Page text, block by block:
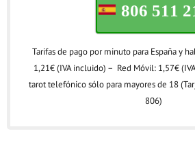
806 511
Tarifas de pago por minuto para España y
1,21€ (IVA incluido) – Red Móvil: 1,57€
tarot telefónico sólo para mayores de 18
806)